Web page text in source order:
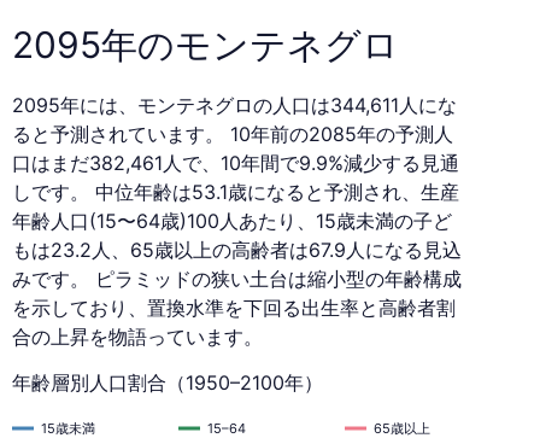
2095年のモンテネグロ
2095年には、モンテネグロの人口は344,611人にな
ると予測されています。 10年前の2085年の予測人
口はまだ382,461人で、10年間で9.9%減少する見通
しです。 中位年齢は53.1歳になると予測され、生産
年齢人口(15〜64歳)100人あたり、15歳未満の子ど
もは23.2人、65歳以上の高齢者は67.9人になる見込
みです。 ピラミッドの狭い土台は縮小型の年齢構成
を示しており、置換水準を下回る出生率と高齢者割
合の上昇を物語っています。
年齢層別人口割合（1950–2100年）
15歳未満 15–64 65歳以上